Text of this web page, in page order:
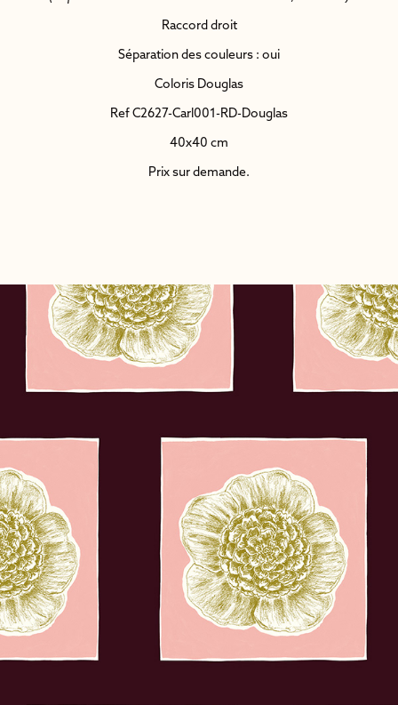
Raccord droit
Séparation des couleurs : oui
Coloris Douglas
Ref C2627-Carl001-RD-Douglas
40x40 cm
Prix sur demande.